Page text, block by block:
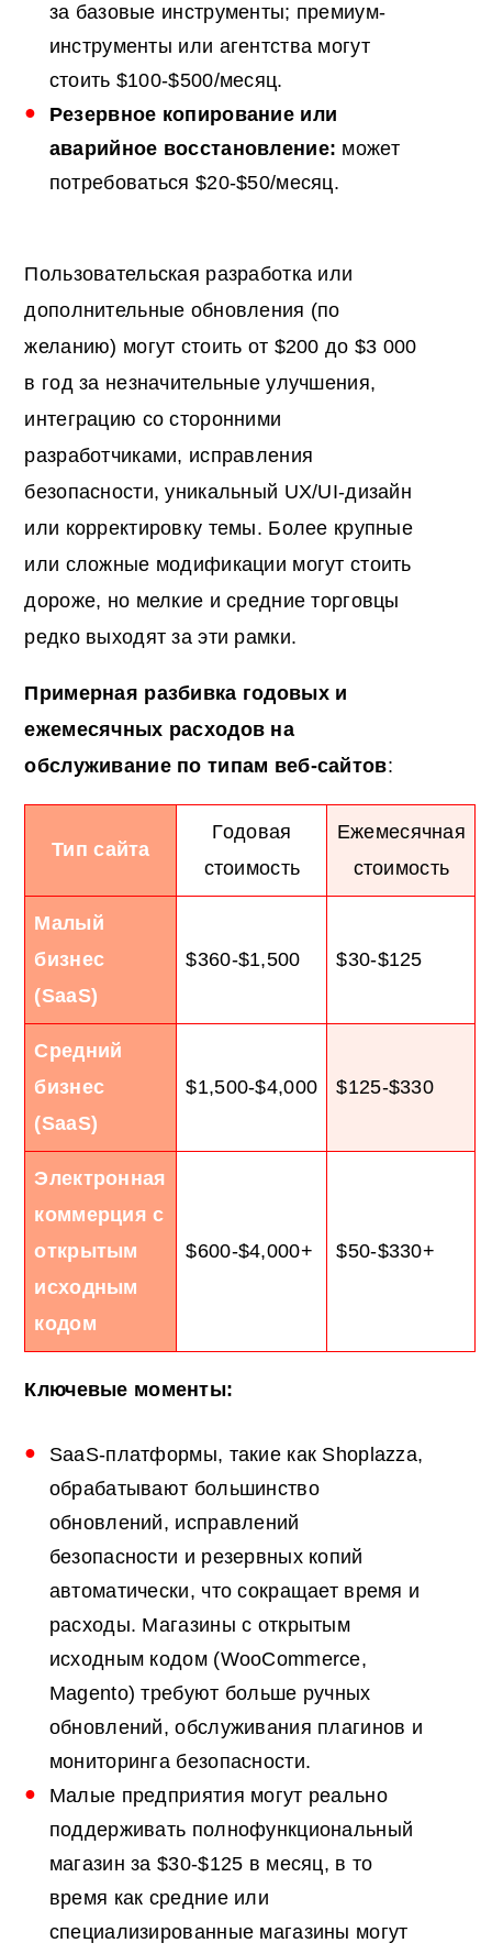
за базовые инструменты; премиум-
инструменты или агентства могут
стоить $100-$500/месяц.
Резервное копирование или
аварийное восстановление: может
потребоваться $20-$50/месяц.
Пользовательская разработка или
дополнительные обновления (по
желанию) могут стоить от $200 до $3 000
в год за незначительные улучшения,
интеграцию со сторонними
разработчиками, исправления
безопасности, уникальный UX/UI-дизайн
или корректировку темы. Более крупные
или сложные модификации могут стоить
дороже, но мелкие и средние торговцы
редко выходят за эти рамки.
Примерная разбивка годовых и
ежемесячных расходов на
обслуживание по типам веб-сайтов:
Тип сайта
Годовая
стоимость
Ежемесячная
стоимость
Малый
бизнес
(SaaS)
$360-$1,500 $30-$125
Средний
бизнес
(SaaS)
$1,500-$4,000 $125-$330
Электронная
коммерция с
открытым
исходным
кодом
$600-$4,000+ $50-$330+
Ключевые моменты:
SaaS-платформы, такие как Shoplazza,
обрабатывают большинство
обновлений, исправлений
безопасности и резервных копий
автоматически, что сокращает время и
расходы. Магазины с открытым
исходным кодом (WooCommerce,
Magento) требуют больше ручных
обновлений, обслуживания плагинов и
мониторинга безопасности.
Малые предприятия могут реально
поддерживать полнофункциональный
магазин за $30-$125 в месяц, в то
время как средние или
специализированные магазины могут